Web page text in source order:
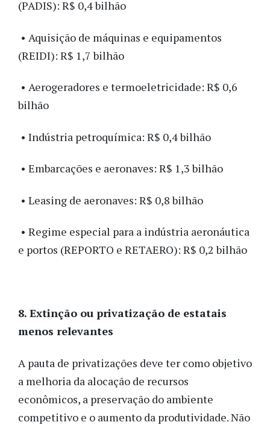
(PADIS): R$ 0,4 bilhão
• Aquisição de máquinas e equipamentos
(REIDI): R$ 1,7 bilhão
• Aerogeradores e termoeletricidade: R$ 0,6
bilhão
• Indústria petroquímica: R$ 0,4 bilhão
• Embarcações e aeronaves: R$ 1,3 bilhão
• Leasing de aeronaves: R$ 0,8 bilhão
• Regime especial para a indústria aeronáutica
e portos (REPORTO e RETAERO): R$ 0,2 bilhão
8. Extinção ou privatização de estatais
menos relevantes
A pauta de privatizações deve ter como objetivo
a melhoria da alocação de recursos
econômicos, a preservação do ambiente
competitivo e o aumento da produtividade. Não